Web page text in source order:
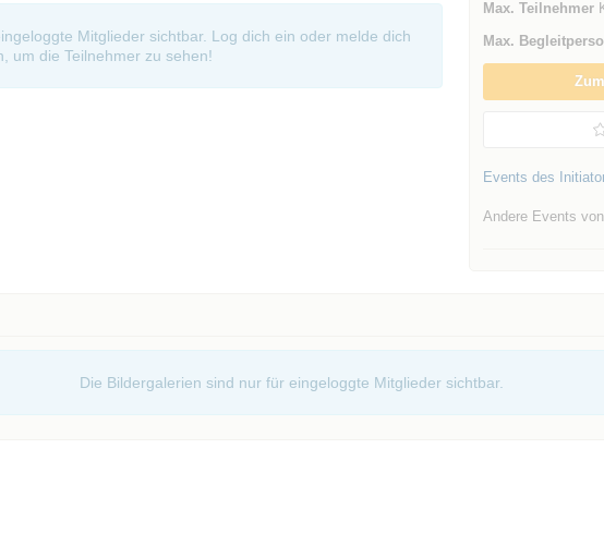
Mitglieder sichtbar. Log dich ein oder melde dich
um die Teilnehmer zu sehen!
Max. Teilnehmer
Max.
Events des
Andere Events
Die Bildergalerien sind nur für eingeloggte Mitglieder sichtbar.